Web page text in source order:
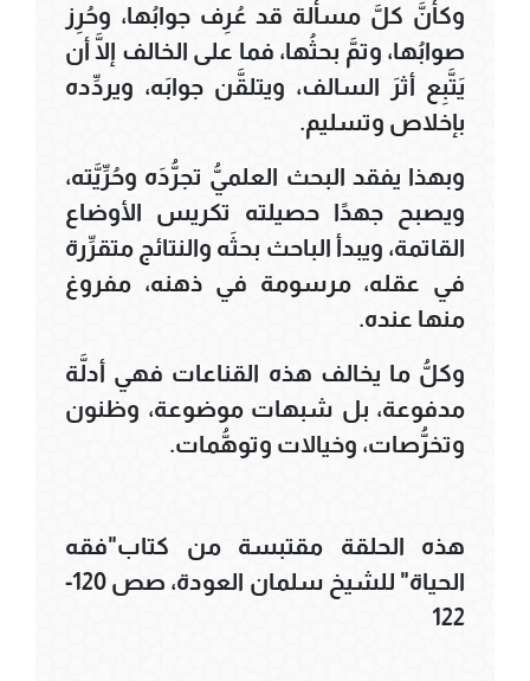
وكأنَّ كلَّ مسألة قد عُرِف جوابُها، وحُرِز
صوابُها، وتمَّ بحثُها، فما على الخالف إلَّا أن
يَتَّبِع أثرَ السالف، ويتلقَّن جوابَه، ويردِّده
بإخلاص وتسليم.
وبهذا يفقد البحث العلميُّ تجرُّدَه وحُرِّيَّته،
ويصبح جهدًا حصيلته تكريس الأوضاع
القاتمة، ويبدأ الباحث بحثَه والنتائج متقرِّرة
في عقله، مرسومة في ذهنه، مفروغ
منها عنده.
وكلُّ ما يخالف هذه القناعات فهي أدلَّة
مدفوعة، بل شبهات موضوعة، وظنون
وتخرُّصات، وخيالات وتوهُّمات.
هذه الحلقة مقتبسة من كتاب"فقه
الحياة" للشيخ سلمان العودة، صص 120-
122